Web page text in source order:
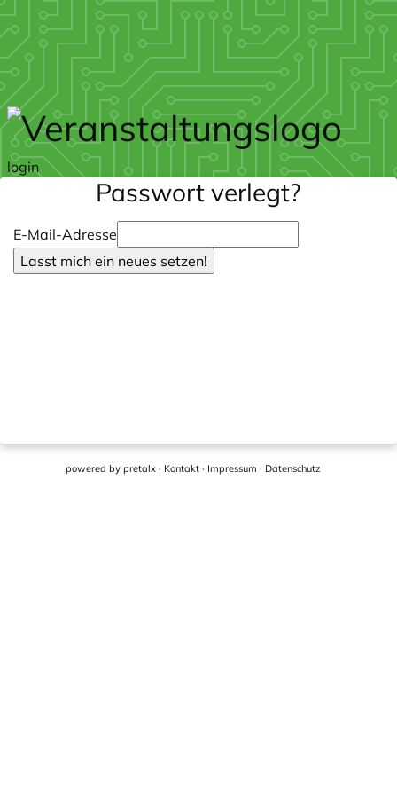
Zum Hauptteil springen
login
Passwort verlegt?
E-Mail-Adresse
Lasst mich ein neues setzen!
powered by pretalx · Kontakt · Impressum · Datenschutz